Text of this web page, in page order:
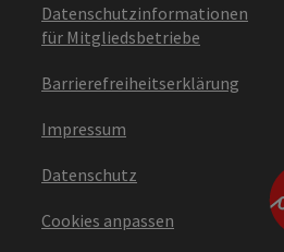
Datenschutzinformationen
für Mitgliedsbetriebe
Barrierefreiheitserklärung
Impressum
Datenschutz
Cookies anpassen